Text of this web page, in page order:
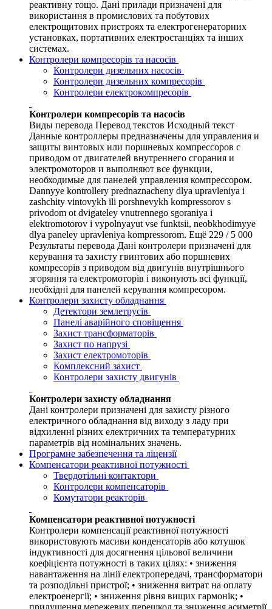
реактивну тощо. Дані прилади призначені для
використання в промислових та побутових
електрощитових пристроях та електрогенераторних
установках, портативних електростанціях та інших
системах.
Контролери компресорів та насосів
Контролери дизельних насосів
Контролери дизельних компресорів
Контролери електрокомпресорів
Контролери компресорів та насосів
Виды перевода Перевод текстов Исходный текст
Данные контроллеры предназначены для управления и
защиты винтовых или поршневых компрессоров с
приводом от двигателей внутреннего сгорания и
электромоторов и выполняют все функции,
необходимые для панелей управления компрессором.
Dannyye kontrollery prednaznacheny dlya upravleniya i
zashchity vintovykh ili porshnevykh kompressorov s
privodom ot dvigateley vnutrennego sgoraniya i
elektromotorov i vypolnyayut vse funktsii, neobkhodimyye
dlya paneley upravleniya kompressorom. Ещё 229 / 5 000
Результаты перевода Дані контролери призначені для
керування та захисту гвинтових або поршневих
компресорів з приводом від двигунів внутрішнього
згоряння та електромоторів і виконують всі функції,
необхідні для панелей керування компресором.
Контролери захисту обладнання
Детектори землетрусів
Панелі аварійного сповіщення
Захист трансформаторів
Захист по напрузі
Захист електромоторів
Комплексний захист
Контролери захисту двигунів
Контролери захисту обладнання
Дані контролери призначені для захисту різного
електричного обладнання від виходу з ладу при
відхиленні різних електричних та температурних
параметрів від номінальних значень.
Програмне забезпечення та ліцензії
Компенсатори реактивної потужності
Твердотільні контактори
Контролери компенсаторів
Комутатори реакторів
Компенсатори реактивної потужності
Контролери компенсації реактивної потужності
використовують масиви конденсаторів або котушок
індуктивності для досягнення цільової величини
коефіцієнта потужності в таких цілях: • зниження
навантаження на лінії електропередачі, трансформатори
та розподільні пристрої; • зниження витрат на оплату
електроенергії; • зниження рівня вищих гармонік; •